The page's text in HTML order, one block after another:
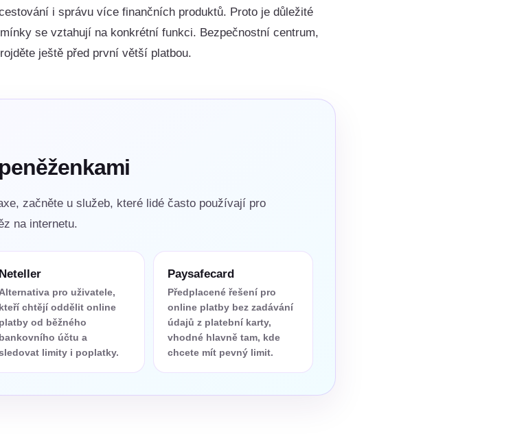
i správu více finančních produktů. Proto je důležité
se vztahují na konkrétní funkci. Bezpečnostní centrum,
ještě před první větší platbou.
začněte u služeb, které lidé často používají pro
na internetu.
Neteller
pro uživatele,
kteří chtějí oddělit online
platby od běžného
bankovního účtu a
limity i poplatky.
Paysafecard
Předplacené řešení pro
online platby bez zadávání
údajů z platební karty,
vhodné hlavně tam, kde
chcete mít pevný limit.